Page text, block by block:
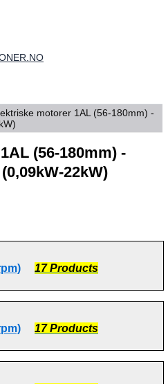
motorer 1AL (56-180mm) -
(56-180mm) -
22kW)
17 Products
17 Products